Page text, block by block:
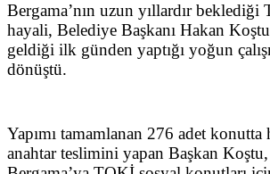
Bergama’nın uzun yıllardır
hayali, Belediye Başkanı Hakan
geldiği ilk günden yaptığı yoğun
dönüştü.
Yapımı tamamlanan 276 adet
anahtar teslimini yapan Başkan